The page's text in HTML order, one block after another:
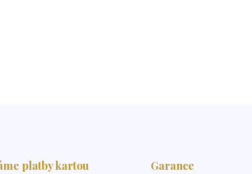
platby kartou Garance